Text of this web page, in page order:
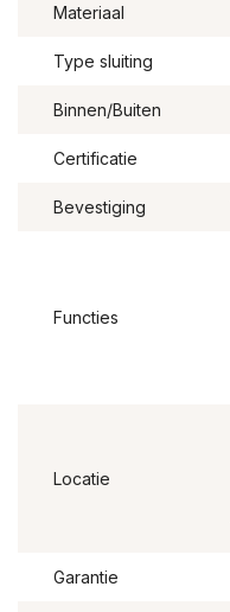
Materiaal
Type sluiting
Binnen/Buiten
Certificatie
Bevestiging
Functies
Locatie
Garantie